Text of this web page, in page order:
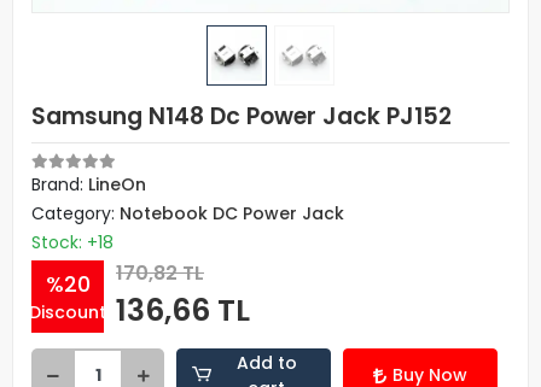
Samsung N148 Dc Power Jack PJ152
Brand: LineOn
Category: Notebook DC Power Jack
Stock: +18
%20
Discount
170,82 TL
136,66 TL
Add to
Buy Now